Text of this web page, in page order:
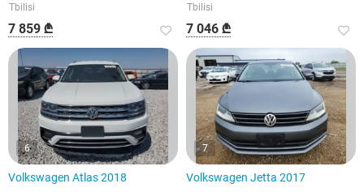
Tbilisi
7 859 ₾
Tbilisi
7 046 ₾
6
Volkswagen Atlas 2018
7
Volkswagen Jetta 2017